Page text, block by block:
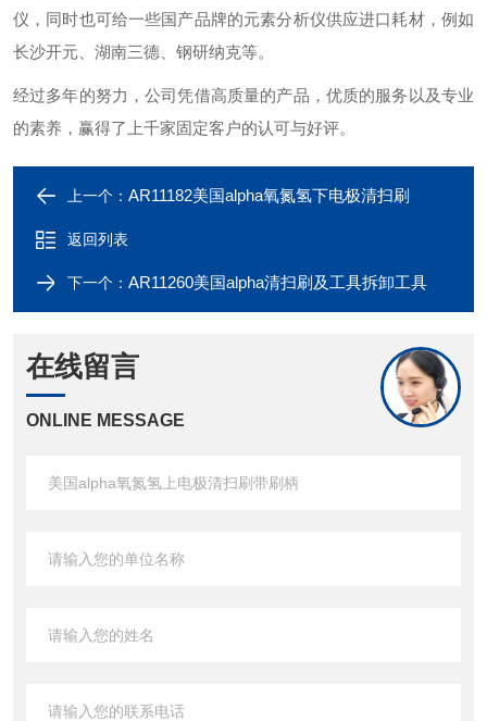
仪，同时也可给一些国产品牌的元素分析仪供应进口耗材，例如
长沙开元、湖南三德、钢研纳克等。
经过多年的努力，公司凭借高质量的产品，优质的服务以及专业
的素养，赢得了上千家固定客户的认可与好评。
上一个： AR11182美国alpha氧氮氢下电极清扫刷
返回列表
下一个： AR11260美国alpha清扫刷及工具拆卸工具
在线留言
ONLINE MESSAGE